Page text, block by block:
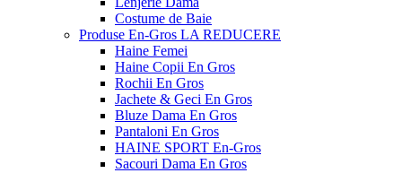
Costume de Baie
Produse En-Gros LA REDUCERE
Haine Femei
Haine Copii En Gros
Rochii En Gros
Jachete & Geci En Gros
Bluze Dama En Gros
Pantaloni En Gros
HAINE SPORT En-Gros
Sacouri Dama En Gros